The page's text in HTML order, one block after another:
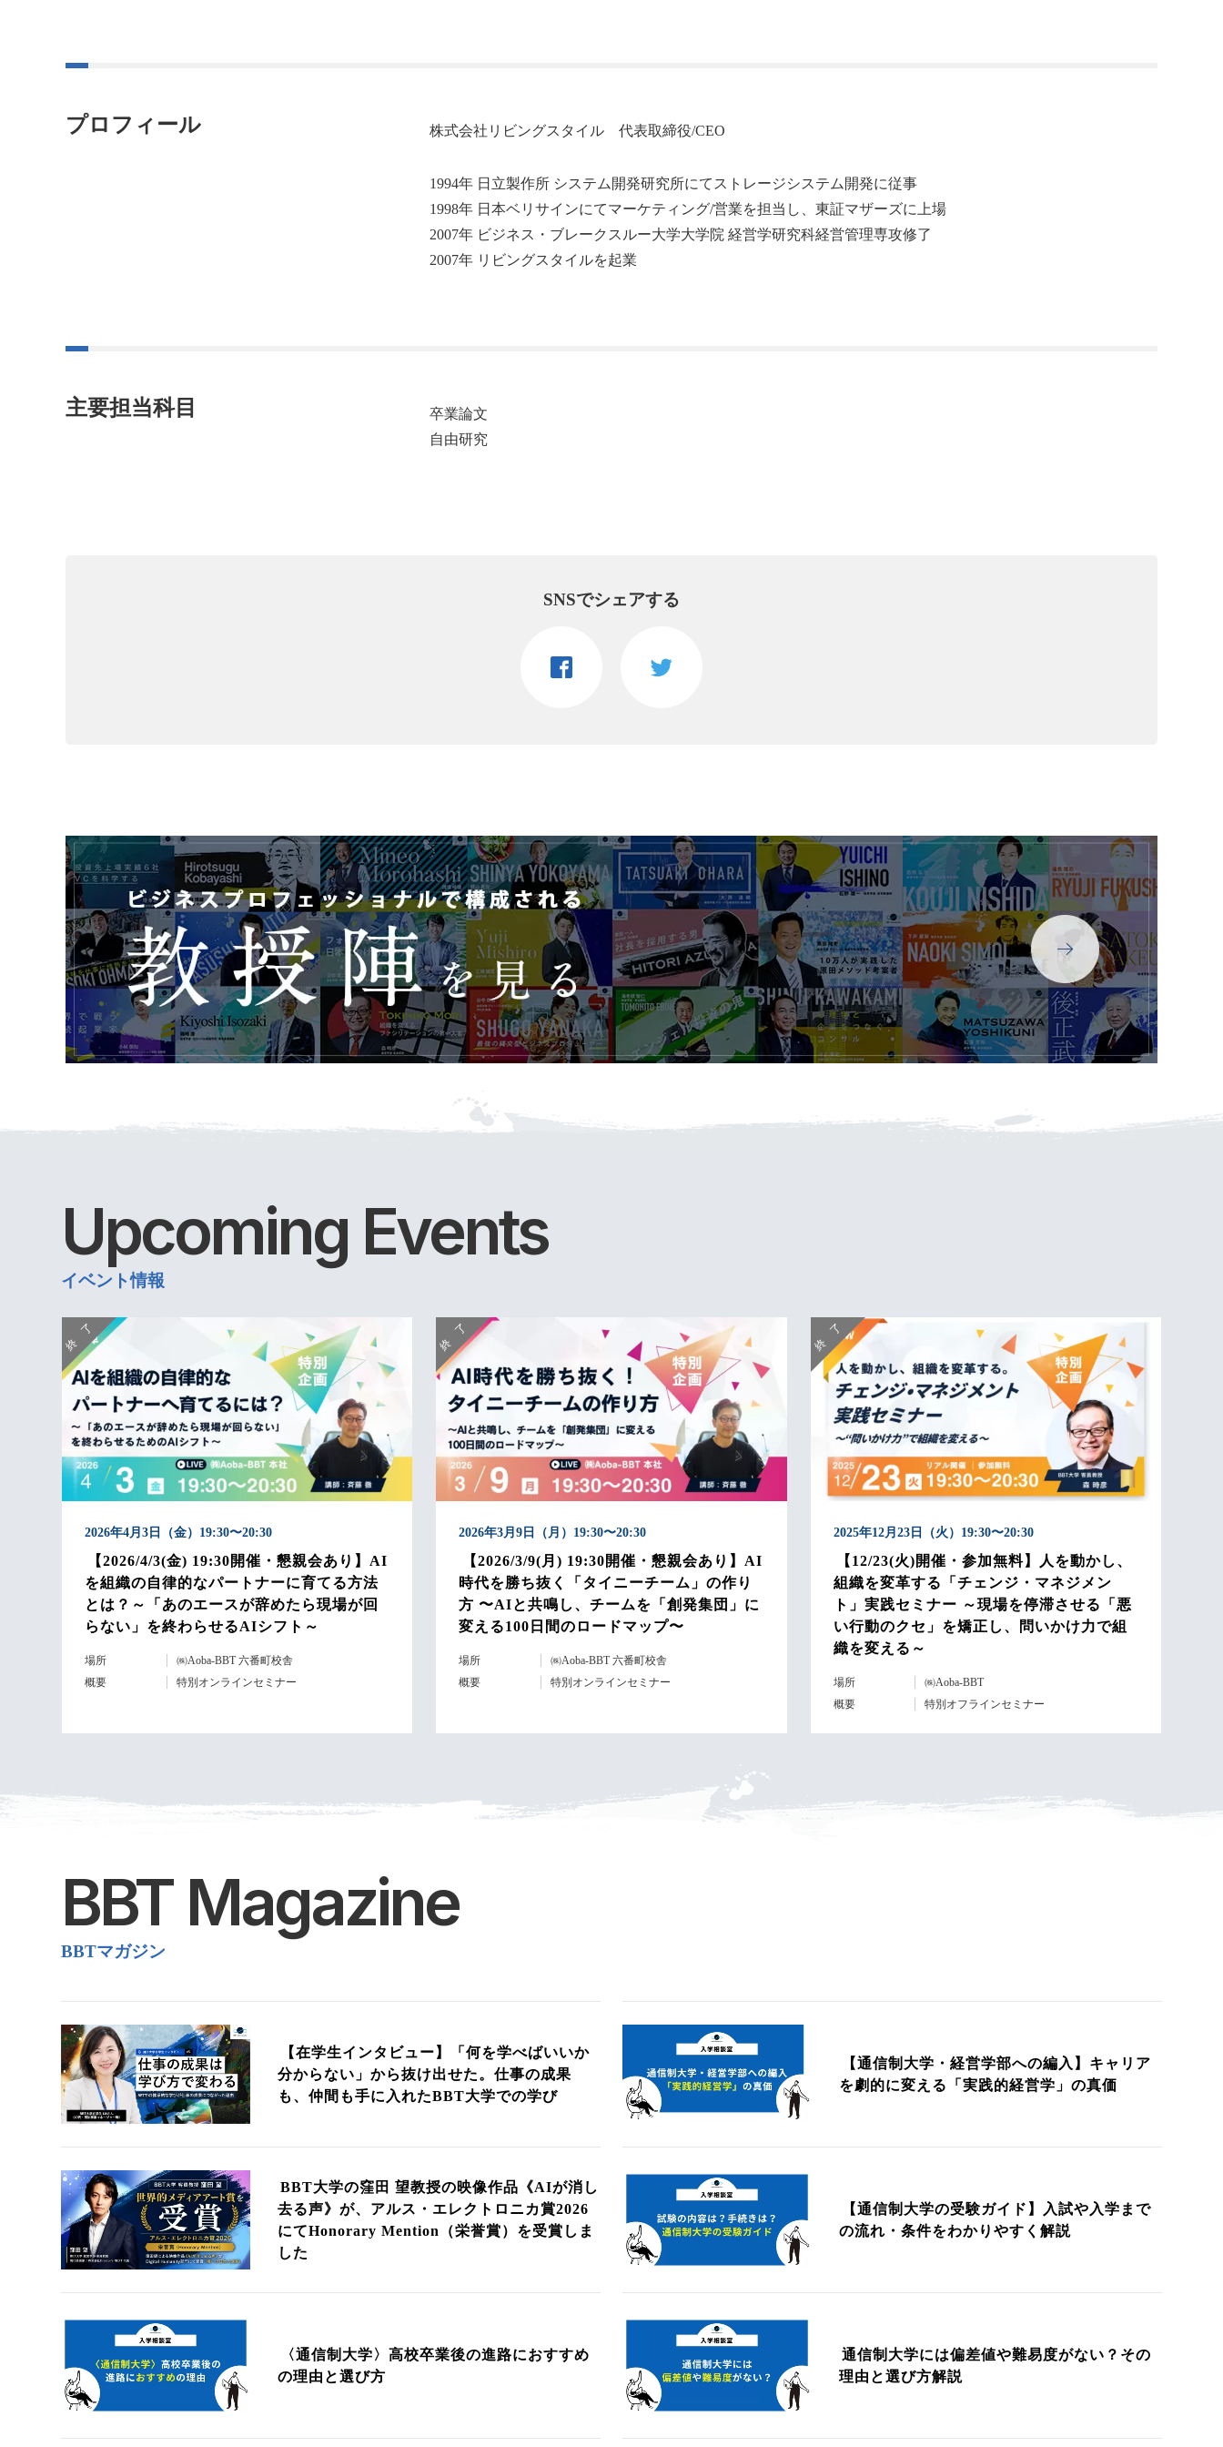
プロフィール 株式会社リビングスタイル 代表取締役/CEO
1994年 日立製作所 システム開発研究所にてストレージシステム開発に従事
1998年 日本ベリサインにてマーケティング/営業を担当し、東証マザーズに上場
2007年 ビジネス・ブレークスルー大学大学院 経営学研究科経営管理専攻修了
2007年 リビングスタイルを起業
主要担当科目
卒業論文
自由研究
SNSでシェアする
Upcoming Events
イベント情報
2026年4月3日（金）19:30〜20:30
【2026/4/3(金) 19:30開催・懇親会あり】AI
を組織の自律的なパートナーに育てる方法
とは？～「あのエースが辞めたら現場が回
らない」を終わらせるAIシフト～
場所
㈱Aoba-BBT 六番町校舎
概要
特別オンラインセミナー
2026年3月9日（月）19:30〜20:30
【2026/3/9(月) 19:30開催・懇親会あり】AI
時代を勝ち抜く「タイニーチーム」の作り
方 〜AIと共鳴し、チームを「創発集団」に
変える100日間のロードマップ〜
場所
㈱Aoba-BBT 六番町校舎
概要
特別オンラインセミナー
2025年12月23日（火）19:30〜20:30
【12/23(火)開催・参加無料】人を動かし、
組織を変革する「チェンジ・マネジメン
ト」実践セミナー ～現場を停滞させる「悪
い行動のクセ」を矯正し、問いかけ力で組
織を変える～
場所
㈱Aoba-BBT
概要
特別オフラインセミナー
BBT Magazine
BBTマガジン
【在学生インタビュー】「何を学べばいいか
分からない」から抜け出せた。仕事の成果
も、仲間も手に入れたBBT大学での学び
【通信制大学・経営学部への編入】キャリア
を劇的に変える「実践的経営学」の真価
BBT大学の窪田 望教授の映像作品《AIが消し
去る声》が、アルス・エレクトロニカ賞2026
にてHonorary Mention（栄誉賞）を受賞しま
した
【通信制大学の受験ガイド】入試や入学まで
の流れ・条件をわかりやすく解説
〈通信制大学〉高校卒業後の進路におすすめ
の理由と選び方
通信制大学には偏差値や難易度がない？その
理由と選び方解説